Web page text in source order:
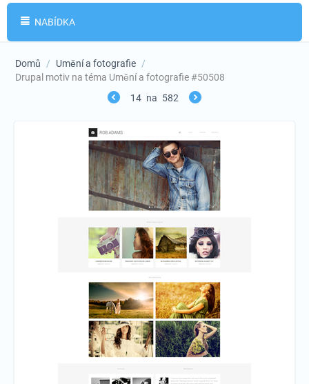
NABÍDKA
Domů / Umění a fotografie /
Drupal motiv na téma Umění a fotografie #50508
14 na 582